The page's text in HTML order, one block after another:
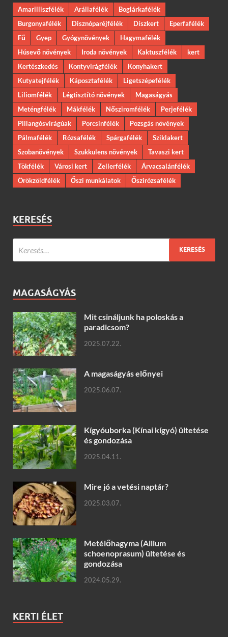
Amarilliszfélék Aráliafélék
Boglárkafélék
Burgonyafélék
Disznóparéjfélék Díszkert
Eperfafélék
Fű
Gyep Gyógynövények
Hagymafélék
Húsevő növények
Iroda növények Kaktuszfélék
kert
Kertészkedés
Kontyvirágfélék
Konyhakert
Kutyatejfélék
Káposztafélék
Ligetszépefélék
Liliomfélék
Légtisztító növények
Magaságyás
Meténgfélék
Mákfélék Nősziromfélék
Perjefélék
Pillangósvirágúak
Porcsinfélék
Pozsgás növények
Pálmafélék
Rózsafélék Spárgafélék
Sziklakert
Szobanövények
Szukkulens növények
Tavaszi kert
Tökfélék
Városi kert Zellerfélék
Árvacsalánfélék
Örökzöldfélék
Őszi munkálatok Őszirózsafélék
KERESÉS
MAGASÁGYÁS
Mit csináljunk ha poloskás a
paradicsom?
2025.07.22.
A magaságyás előnyei
2025.06.07.
Kígyóuborka (Kínai kígyó) ültetése
és gondozása
2025.04.11.
Mire jó a vetési naptár?
2025.03.07.
Metélőhagyma (Allium
schoenoprasum) ültetése és
gondozása
2024.05.29.
KERTI ÉLET